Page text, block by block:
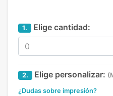
1. Elige cantidad:
2. Elige personalizar:
¿Dudas sobre impresión?